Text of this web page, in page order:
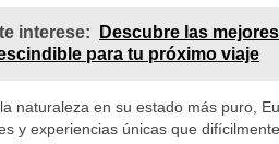
interese:
Descubre las
para tu próximo viaje
naturaleza en su estado más puro,
y experiencias únicas que